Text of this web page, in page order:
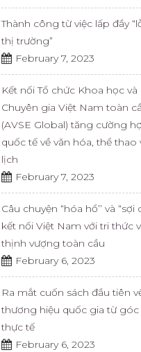
Thành công từ việc lấp đầy
thị trường”
February 7, 2023
Kết nối Tổ chức Khoa học và
Chuyên gia Việt Nam toàn
(AVSE Global) tăng cường
quốc tế về văn hóa, thể thao
lịch
February 7, 2023
Câu chuyện “hóa hổ’’ và “sợi
kết nối Việt Nam với tri thức
thịnh vượng toàn cầu
February 6, 2023
Ra mắt cuốn sách đầu tiên
thương hiệu quốc gia từ góc
thực tế
February 6, 2023